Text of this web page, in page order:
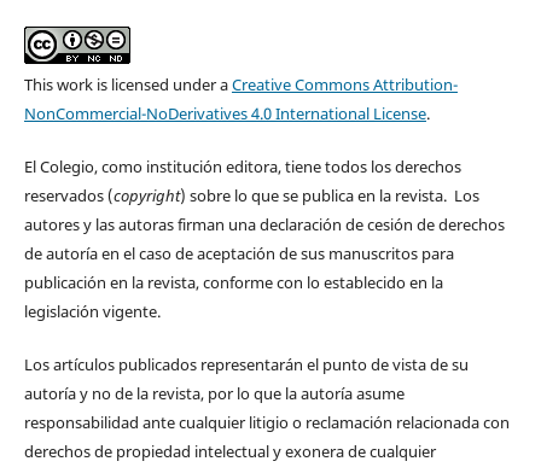
This work is licensed under aCreative Commons Attribution-
NonCommercial-NoDerivatives 4.0 International License.
El Colegio, como institución editora, tiene todos los derechos
reservados (copyright) sobre lo que se publica en la revista. Los
autores y las autoras firman una declaración de cesión de derechos
de autoría en el caso de aceptación de sus manuscritos para
publicación en la revista, conforme con lo establecido en la
legislación vigente.
Los artículos publicados representarán el punto de vista de su
autoría y no de la revista, por lo que la autoría asume
responsabilidad ante cualquier litigio o reclamación relacionada con
derechos de propiedad intelectual y exonera de cualquier